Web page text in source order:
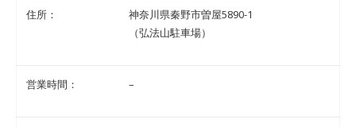
住所：
神奈川県秦野市曽屋5890-1
（弘法山駐車場）
営業時間： –